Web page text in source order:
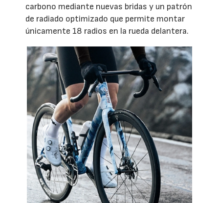
carbono mediante nuevas bridas y un patrón
de radiado optimizado que permite montar
únicamente 18 radios en la rueda delantera.